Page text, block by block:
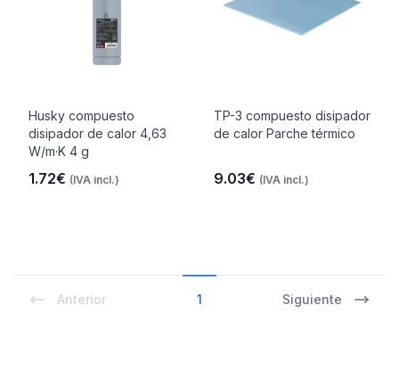
Husky compuesto
disipador de calor 4,63
W/m·K 4 g
1.72€ (IVA incl.)
TP-3 compuesto disipador
de calor Parche térmico
9.03€ (IVA incl.)
Anterior 1 Siguiente